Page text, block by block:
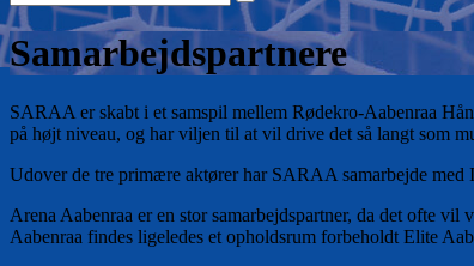
Samarbejdspartnere
SARAA er skabt i et samspil mellem Rødekro-Aabenraa
på højt niveau, og har viljen til at vil drive det så langt som
Udover de tre primære aktører har SARAA samarbejde
Arena Aabenraa er en stor samarbejdspartner, da det ofte
Aabenraa findes ligeledes et opholdsrum forbeholdt Elite